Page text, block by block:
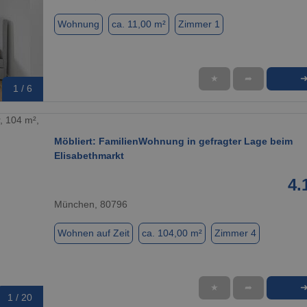
1 / 6
Wohnung ca. 11,00 m² Zimmer 1
★ ➦ ➜
1 / 20
Möbliert: FamilienWohnung in gefragter Lage beim
Elisabethmarkt
München, 80796
Wohnen auf Zeit ca. 104,00 m² Zimmer 4
★ ➦ ➜